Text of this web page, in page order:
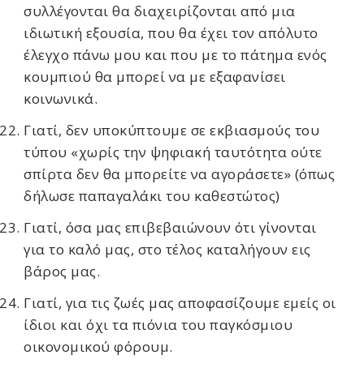
συλλέγονται θα διαχειρίζονται από μια
ιδιωτική εξουσία, που θα έχει τον απόλυτο
έλεγχο πάνω μου και που με το πάτημα ενός
κουμπιού θα μπορεί να με εξαφανίσει
κοινωνικά.
Γιατί, δεν υποκύπτουμε σε εκβιασμούς του
τύπου «χωρίς την ψηφιακή ταυτότητα ούτε
σπίρτα δεν θα μπορείτε να αγοράσετε» (όπως
δήλωσε παπαγαλάκι του καθεστώτος)
Γιατί, όσα μας επιβεβαιώνουν ότι γίνονται
για το καλό μας, στο τέλος καταλήγουν εις
βάρος μας.
Γιατί, για τις ζωές μας αποφασίζουμε εμείς οι
ίδιοι και όχι τα πιόνια του παγκόσμιου
οικονομικού φόρουμ.